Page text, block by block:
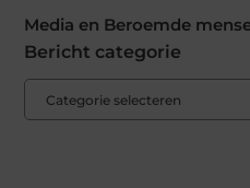
Media en Beroemde
Bericht categorie